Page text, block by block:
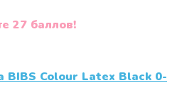
27 баллов!